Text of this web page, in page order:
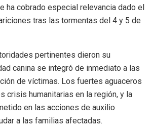
ha cobrado especial relevancia dado el
tras las tormentas del 4 y 5 de
pertinentes dieron su
canina se integró de inmediato a las
de víctimas. Los fuertes aguaceros
crisis humanitarias en la región, y la
en las acciones de auxilio
a las familias afectadas.